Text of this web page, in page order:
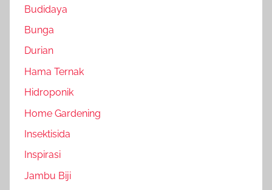
Budidaya
Bunga
Durian
Hama Ternak
Hidroponik
Home Gardening
Insektisida
Inspirasi
Jambu Biji